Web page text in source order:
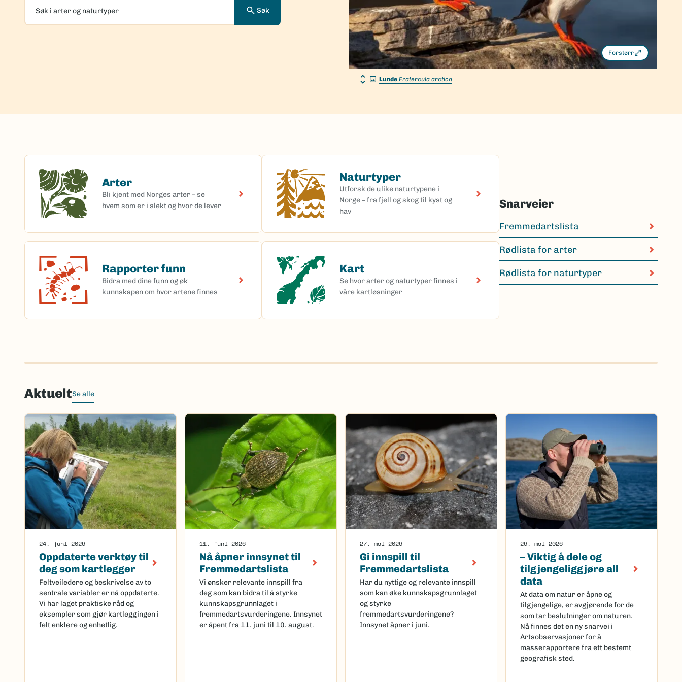
Forstørr
Lunde Fratercula arctica
i
Søk
Arter
Bli kjent med Norges arter – se
hvem som er i slekt og hvor de lever
Arter
Rapporter funn
Bidra med dine funn og øk
kunnskapen om hvor artene finnes
Rapporter funn
Naturtyper
Utforsk de ulike naturtypene i
Norge – fra fjell og skog til kyst og
hav
Naturtyper
Kart
Se hvor arter og naturtyper finnes i
våre kartløsninger
Kart
Snarveier
Fremmedartslista
Rødlista for arter
Rødlista for naturtyper
AktueltSe alle
24. juni 2026
Oppdaterte verktøy til
deg som kartlegger
Feltveiledere og beskrivelse av to
sentrale variabler er nå oppdaterte.
Vi har laget praktiske råd og
eksempler som gjør kartleggingen i
felt enklere og enhetlig.
11. juni 2026
Nå åpner innsynet til
Fremmedartslista
Vi ønsker relevante innspill fra
deg som kan bidra til å styrke
kunnskapsgrunnlaget i
fremmedartsvurderingene. Innsynet
er åpent fra 11. juni til 10. august.
27. mai 2026
Gi innspill til
Fremmedartslista
Har du nyttige og relevante innspill
som kan øke kunnskapsgrunnlaget
og styrke
fremmedartsvurderingene?
Innsynet åpner i juni.
26. mai 2026
– Viktig å dele og
tilgjengeliggjøre all
data
At data om natur er åpne og
tilgjengelige, er avgjørende for de
som tar beslutninger om naturen.
Nå finnes det en ny snarvei i
Artsobservasjoner for å
masserapportere fra ett bestemt
geografisk sted.